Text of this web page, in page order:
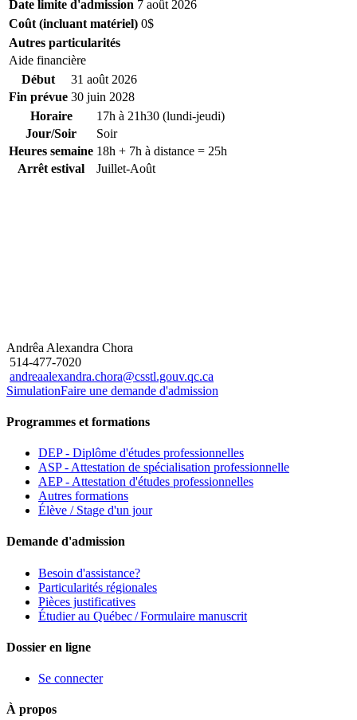
Date limite d'admission 7 août 2026
Coût (incluant matériel) 0$
Autres particularités
Aide financière
Début
31 août 2026
Fin prévue 30 juin 2028
Horaire
17h à 21h30 (lundi-jeudi)
Jour/Soir
Soir
Heures semaine 18h + 7h à distance = 25h
Arrêt estival
Juillet-Août
Andrêa Alexandra Chora
514-477-7020
andreaalexandra.chora@csstl.gouv.qc.ca
SimulationFaire une demande d'admission
Programmes et formations
DEP - Diplôme d'études professionnelles
ASP - Attestation de spécialisation professionnelle
AEP - Attestation d'études professionnelles
Autres formations
Élève / Stage d'un jour
Demande d'admission
Besoin d'assistance?
Particularités régionales
Pièces justificatives
Étudier au Québec / Formulaire manuscrit
Dossier en ligne
Se connecter
À propos